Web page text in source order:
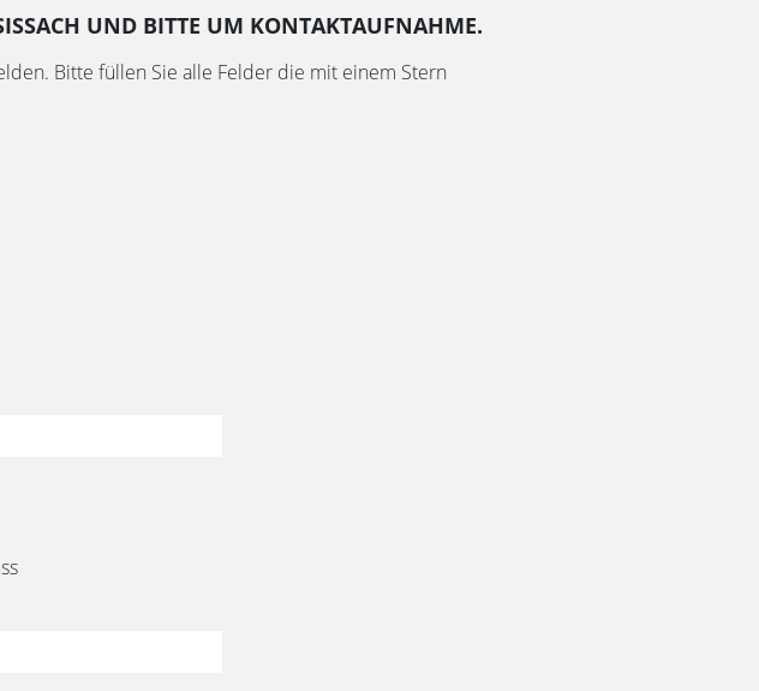
UND BITTE UM KONTAKTAUFNAHME.
Bitte füllen Sie alle Felder die mit einem Stern